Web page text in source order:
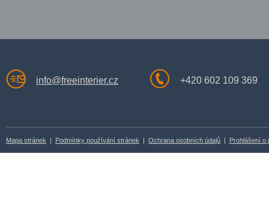
info@freeinterier.cz +420 602 109 369
Mapa stránek | Podmínky používání stránek | Ochrana osobních údajů | Prohlášení o